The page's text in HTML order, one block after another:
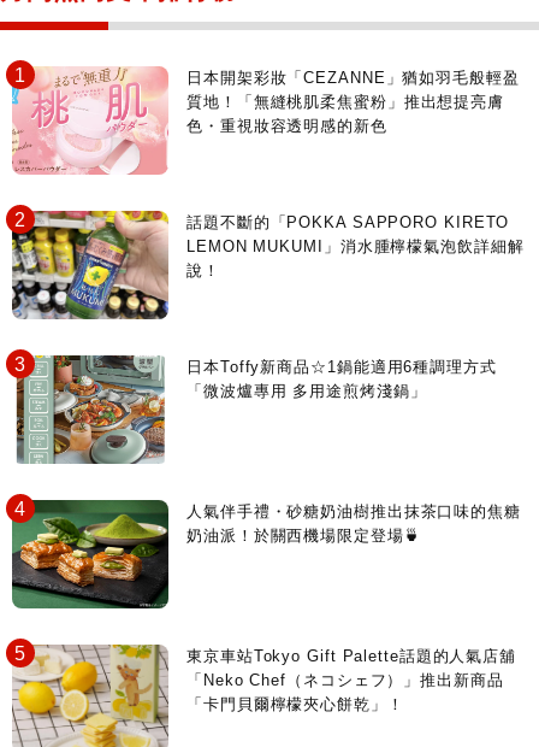
日本開架彩妝「CEZANNE」猶如羽毛般輕盈
質地！「無縫桃肌柔焦蜜粉」推出想提亮膚
色・重視妝容透明感的新色
話題不斷的「POKKA SAPPORO KIRETO
LEMON MUKUMI」消水腫檸檬氣泡飲詳細解
說！
日本Toffy新商品☆1鍋能適用6種調理方式
「微波爐專用 多用途煎烤淺鍋」
人氣伴手禮・砂糖奶油樹推出抹茶口味的焦糖
奶油派！於關西機場限定登場🍵
東京車站Tokyo Gift Palette話題的人氣店舖
「Neko Chef（ネコシェフ）」推出新商品
「卡門貝爾檸檬夾心餅乾」！